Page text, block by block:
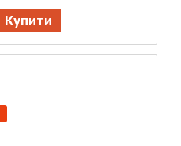
Купити